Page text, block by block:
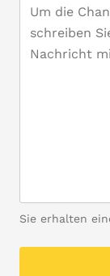
Sie erhalten